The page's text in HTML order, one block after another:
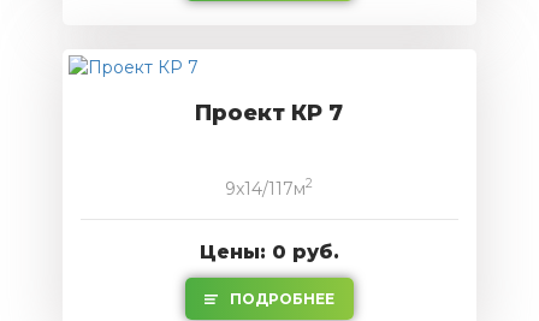
Проект КР 7
9x14/117м2
Цены: 0 руб.
ПОДРОБНЕЕ